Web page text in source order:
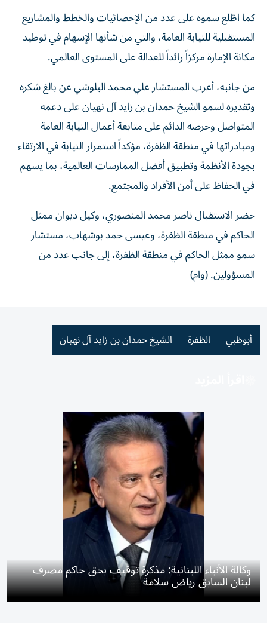
كما اطّلع سموه على عدد من الإحصائيات والخطط والمشاريع
المستقبلية للنيابة العامة، والتي من شأنها الإسهام في توطيد
مكانة الإمارة مركزاً رائداً للعدالة على المستوى العالمي.
من جانبه، أعرب المستشار علي محمد البلوشي عن بالغ شكره
وتقديره لسمو الشيخ حمدان بن زايد آل نهيان على دعمه
المتواصل وحرصه الدائم على متابعة أعمال النيابة العامة
ومبادراتها في منطقة الظفرة، مؤكداً استمرار النيابة في الارتقاء
بجودة الأنظمة وتطبيق أفضل الممارسات العالمية، بما يسهم
في الحفاظ على أمن الأفراد والمجتمع.
حضر الاستقبال ناصر محمد المنصوري، وكيل ديوان ممثل
الحاكم في منطقة الظفرة، وعيسى حمد بوشهاب، مستشار
سمو ممثل الحاكم في منطقة الظفرة، إلى جانب عدد من
المسؤولين. (وام)
أبوظبي الظفرة الشيخ حمدان بن زايد آل نهيان
وكالة الأنباء اللبنانية: مذكرة توقيف بحق حاكم مصرف
لبنان السابق رياض سلامة